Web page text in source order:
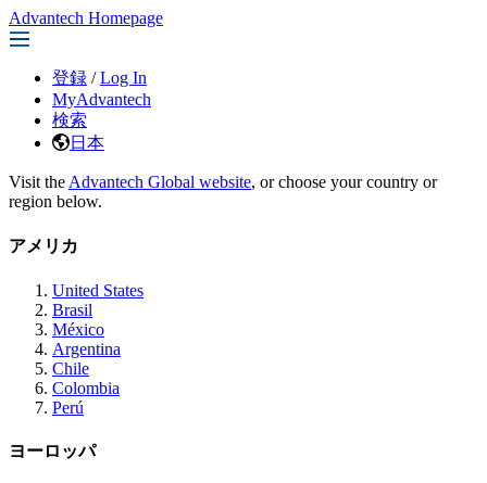
Advantech Homepage
登録 / Log In
MyAdvantech
検索
日本
Visit the Advantech Global website, or choose your country or
region below.
アメリカ
United States
Brasil
México
Argentina
Chile
Colombia
Perú
ヨーロッパ